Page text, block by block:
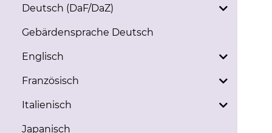
Deutsch (DaF/DaZ)
Gebärdensprache Deutsch
Englisch
Französisch
Italienisch
Japanisch